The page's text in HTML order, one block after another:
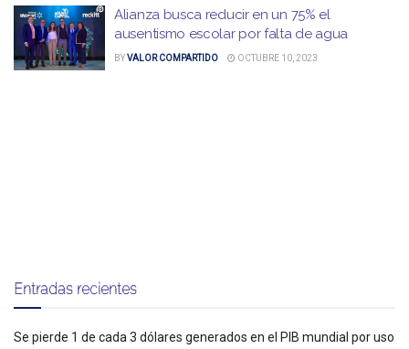
Alianza busca reducir en un 75% el
ausentismo escolar por falta de agua
BYVALOR COMPARTIDO OCTUBRE 10, 2023
Entradas recientes
Se pierde 1 de cada 3 dólares generados en el PIB mundial por uso